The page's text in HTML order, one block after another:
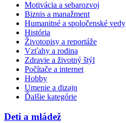
Motivácia a sebarozvoj
Biznis a manažment
Humanitné a spoločenské vedy
História
Životopisy a reportáže
Vzťahy a rodina
Zdravie a životný štýl
Počítače a internet
Hobby
Umenie a dizajn
Ďalšie kategórie
Deti a mládež